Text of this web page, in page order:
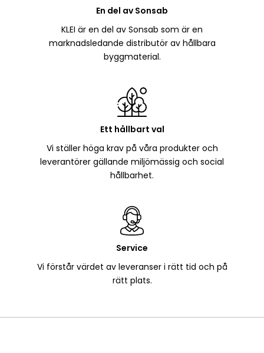
En del av Sonsab
KLEI är en del av Sonsab som är en
marknadsledande distributör av hållbara
byggmaterial.
Ett hållbart val
Vi ställer höga krav på våra produkter och
leverantörer gällande miljömässig och social
hållbarhet.
Service
Vi förstår värdet av leveranser i rätt tid och på
rätt plats.